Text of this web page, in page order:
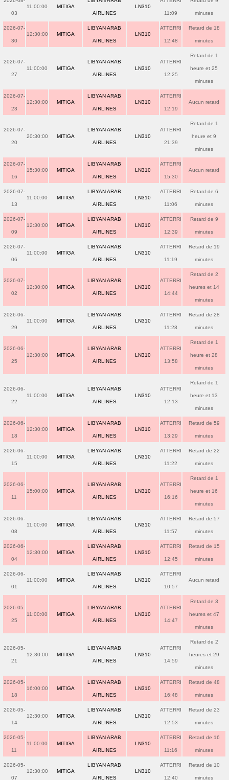
03
11:00:00 MITIGA
AIRLINES
LN310
11:09 minutes
2026-07-
30
12:30:00 MITIGA
LIBYAN ARAB
AIRLINES
LN310
ATTERRI
12:48
Retard de 18
minutes
2026-07-
27
11:00:00 MITIGA
LIBYAN ARAB
AIRLINES
LN310
ATTERRI
12:25
Retard de 1
heure et 25
minutes
2026-07-
23
12:30:00 MITIGA
LIBYAN ARAB
AIRLINES
LN310
ATTERRI
12:19
Aucun retard
2026-07-
20
20:30:00 MITIGA
LIBYAN ARAB
AIRLINES
LN310
ATTERRI
21:39
Retard de 1
heure et 9
minutes
2026-07-
16
15:30:00 MITIGA
LIBYAN ARAB
AIRLINES
LN310
ATTERRI
15:30
Aucun retard
2026-07-
13
11:00:00 MITIGA
LIBYAN ARAB
AIRLINES
LN310
ATTERRI
11:06
Retard de 6
minutes
2026-07-
09
12:30:00 MITIGA
LIBYAN ARAB
AIRLINES
LN310
ATTERRI
12:39
Retard de 9
minutes
2026-07-
06
11:00:00 MITIGA
LIBYAN ARAB
AIRLINES
LN310
ATTERRI
11:19
Retard de 19
minutes
2026-07-
02
12:30:00 MITIGA
LIBYAN ARAB
AIRLINES
LN310
ATTERRI
14:44
Retard de 2
heures et 14
minutes
2026-06-
29
11:00:00 MITIGA
LIBYAN ARAB
AIRLINES
LN310
ATTERRI
11:28
Retard de 28
minutes
2026-06-
25
12:30:00 MITIGA
LIBYAN ARAB
AIRLINES
LN310
ATTERRI
13:58
Retard de 1
heure et 28
minutes
2026-06-
22
11:00:00 MITIGA
LIBYAN ARAB
AIRLINES
LN310
ATTERRI
12:13
Retard de 1
heure et 13
minutes
2026-06-
18
12:30:00 MITIGA
LIBYAN ARAB
AIRLINES
LN310
ATTERRI
13:29
Retard de 59
minutes
2026-06-
15
11:00:00 MITIGA
LIBYAN ARAB
AIRLINES
LN310
ATTERRI
11:22
Retard de 22
minutes
2026-06-
11
15:00:00 MITIGA
LIBYAN ARAB
AIRLINES
LN310
ATTERRI
16:16
Retard de 1
heure et 16
minutes
2026-06-
08
11:00:00 MITIGA
LIBYAN ARAB
AIRLINES
LN310
ATTERRI
11:57
Retard de 57
minutes
2026-06-
04
12:30:00 MITIGA
LIBYAN ARAB
AIRLINES
LN310
ATTERRI
12:45
Retard de 15
minutes
2026-06-
01
11:00:00 MITIGA
LIBYAN ARAB
AIRLINES
LN310
ATTERRI
10:57
Aucun retard
2026-05-
25
11:00:00 MITIGA
LIBYAN ARAB
AIRLINES
LN310
ATTERRI
14:47
Retard de 3
heures et 47
minutes
2026-05-
21
12:30:00 MITIGA
LIBYAN ARAB
AIRLINES
LN310
ATTERRI
14:59
Retard de 2
heures et 29
minutes
2026-05-
18
16:00:00 MITIGA
LIBYAN ARAB
AIRLINES
LN310
ATTERRI
16:48
Retard de 48
minutes
2026-05-
14
12:30:00 MITIGA
LIBYAN ARAB
AIRLINES
LN310
ATTERRI
12:53
Retard de 23
minutes
2026-05-
11
11:00:00 MITIGA
LIBYAN ARAB
AIRLINES
LN310
ATTERRI
11:16
Retard de 16
minutes
2026-05-
07
12:30:00 MITIGA
LIBYAN ARAB
AIRLINES
LN310
ATTERRI
12:40
Retard de 10
minutes